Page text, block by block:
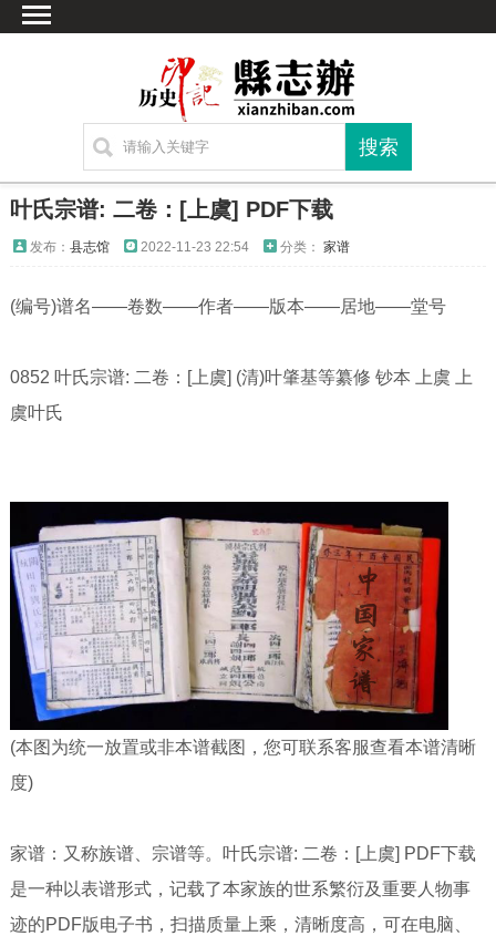
方志
繁体字转换
叶氏宗谱: 二卷：[上虞] PDF下载
发布： 县志馆 2022-11-23 22:54 分类： 家谱
(编号)谱名——卷数——作者——版本——居地——堂号
0852 叶氏宗谱: 二卷：[上虞] (清)叶肇基等纂修 钞本 上虞 上
虞叶氏
(本图为统一放置或非本谱截图，您可联系客服查看本谱清晰
度)
家谱：又称族谱、宗谱等。叶氏宗谱: 二卷：[上虞] PDF下载
是一种以表谱形式，记载了本家族的世系繁衍及重要人物事
迹的PDF版电子书，扫描质量上乘，清晰度高，可在电脑、